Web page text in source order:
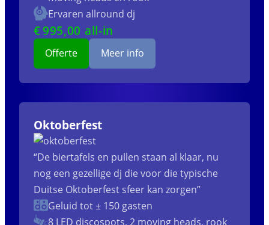
Ervaren allround dj
€995,00 all-in
Offerte Meer info
Oktoberfest
“De biertafels en pullen staan al klaar, nu
nog een gezellige dj die voor die typische
Duitse Oktoberfest sfeer kan zorgen”
Geluid tot ± 150 gasten
8 LED discospots, 2 moving heads, rook